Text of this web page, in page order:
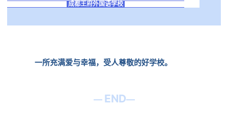
成都王府外国语学校
一所充满爱与幸福，受人尊敬的好学校。
— END—